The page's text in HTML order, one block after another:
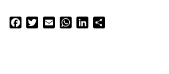
Facebook
TwitterEmail WhatsApp
LinkedIn